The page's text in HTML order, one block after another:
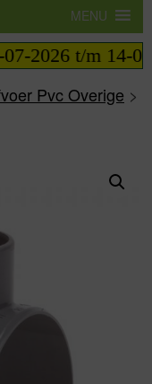
MENU
t/m 14-08-
Pvc Overige >